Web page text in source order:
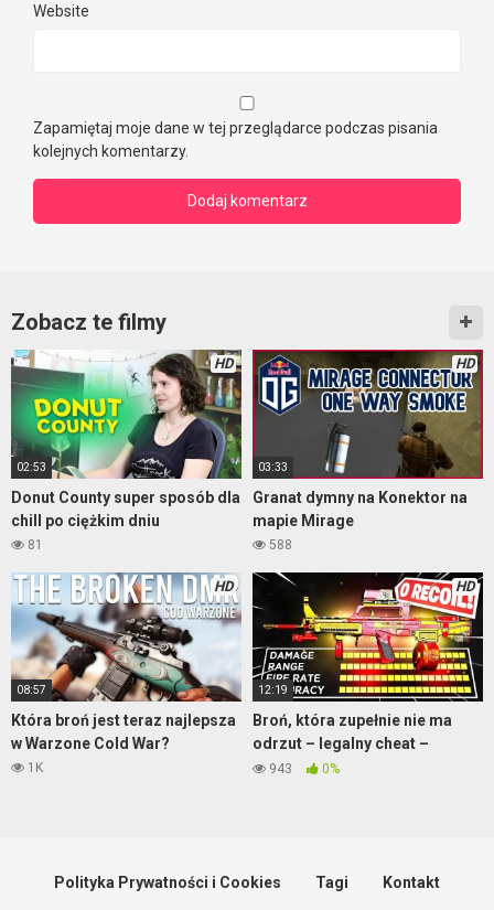
Website
Zapamiętaj moje dane w tej przeglądarce podczas pisania
kolejnych komentarzy.
Zobacz te filmy
HD
02:53
Donut County super sposób dla
chill po ciężkim dniu
81
HD
03:33
Granat dymny na Konektor na
mapie Mirage
588
HD
08:57
Która broń jest teraz najlepsza
w Warzone Cold War?
1K
HD
12:19
Broń, która zupełnie nie ma
odrzut – legalny cheat –
Warzone
943 0%
Polityka Prywatności i Cookies Tagi Kontakt